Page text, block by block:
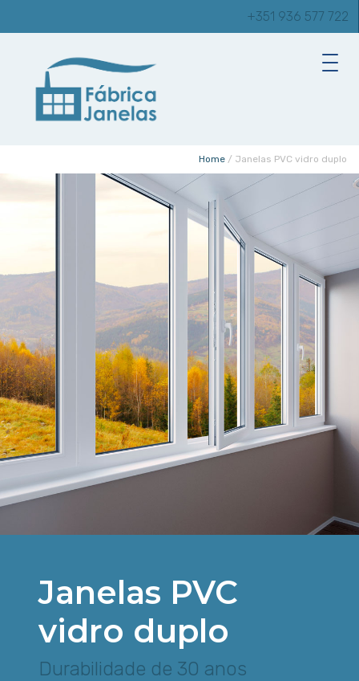
+351 936 577 722
Home / Janelas PVC vidro duplo
Janelas PVC
vidro duplo
Durabilidade de 30 anos